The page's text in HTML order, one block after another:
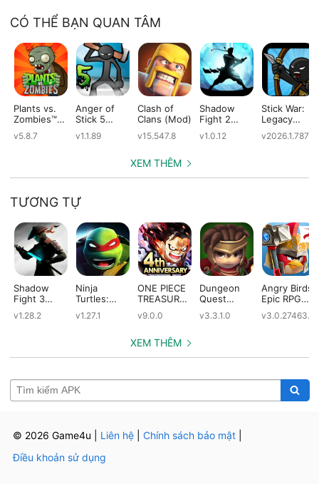
CÓ THỂ BẠN QUAN TÂM
Plants vs.
Zombies™
v5.8.7
Anger of
Stick 5
v1.1.89
Clash of
Clans (Mod)
v15.547.8
Shadow
Fight 2
Edition
v1.0.12
Stick War:
Legacy
v2026.1.787
XEM THÊM
TƯƠNG TỰ
Shadow
Fight 3
v1.28.2
Ninja
Turtles:
(Mod)
v1.27.1
ONE PIECE
TREASURE
(Mod)
v9.0.0
Dungeon
Quest
v3.3.1.0
Angry Birds
Epic RPG
XEM THÊM
© 2026 Game4u Liên hệ| Chính sách bảo mật|
Điều khoản sử dụng